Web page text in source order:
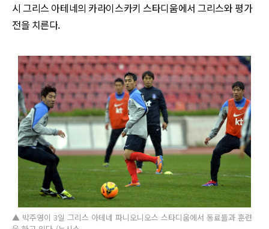
시 그리스 아테네의 카라이스카키 스타디움에서 그리스와 평가
전을 치른다.
▲ 박주영이 3일 그리스 아테네 파니오니오스 스타디움에서 동료들과 훈련